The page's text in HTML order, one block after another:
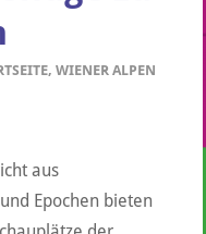
, WIENER ALPEN
aus
Epochen bieten